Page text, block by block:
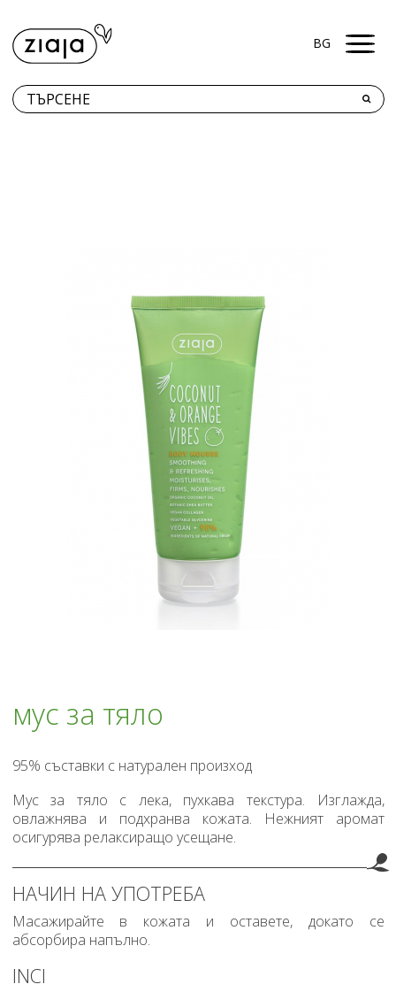
BG
мус за тяло
95% съставки с натурален произход
Мус за тяло с лека, пухкава текстура. Изглажда,
овлажнява и подхранва кожата. Нежният аромат
осигурява релаксиращо усещане.
НАЧИН НА УПОТРЕБА
Масажирайте в кожата и оставете, докато се
абсорбира напълно.
INCI